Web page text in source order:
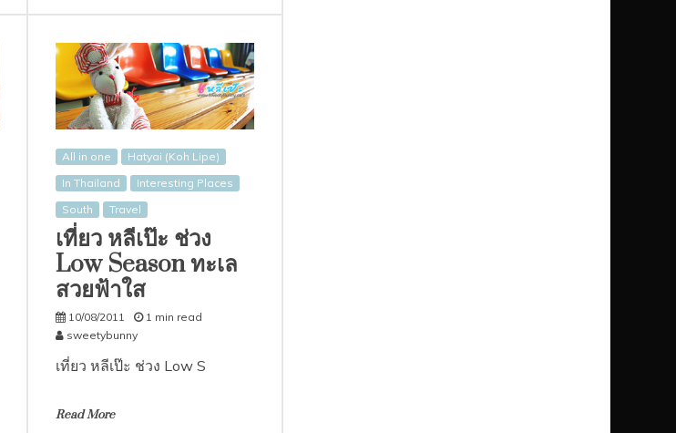
All in one
Hatyai (Koh Lipe)
In Thailand
Interesting Places
South
Travel
เที่ยว หลีเป๊ะ ช่วง
Low Season ทะเล
สวยฟ้าใส
10/08/2011
1 min read
sweetybunny
เที่ยว หลีเป๊ะ ช่วง Low S
Read More